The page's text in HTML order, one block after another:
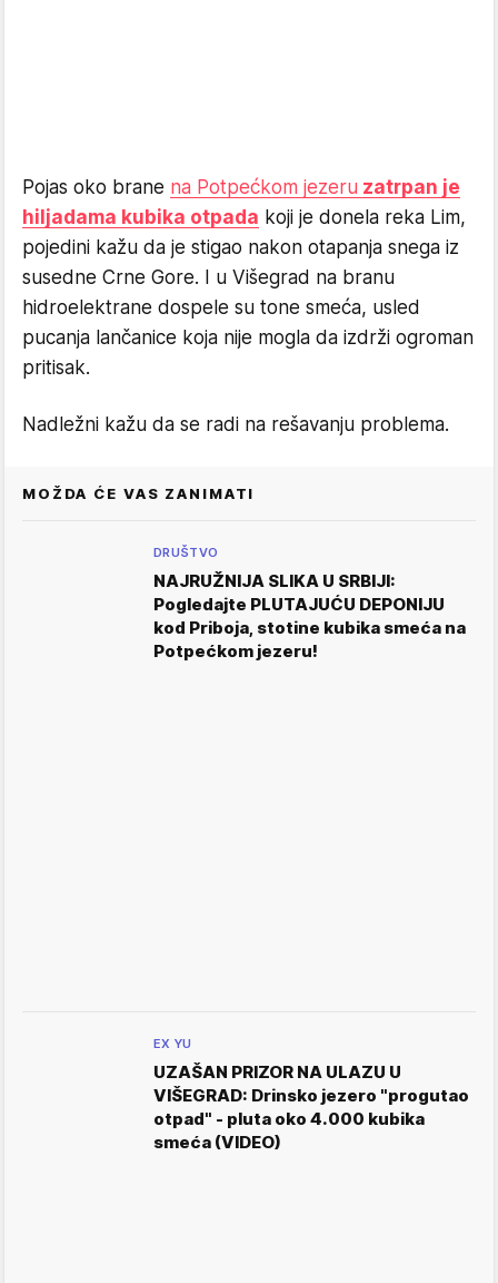
Pojas oko brane na Potpećkom jezeru zatrpan je
hiljadama kubika otpada koji je donela reka Lim,
pojedini kažu da je stigao nakon otapanja snega iz
susedne Crne Gore. I u Višegrad na branu
hidroelektrane dospele su tone smeća, usled
pucanja lančanice koja nije mogla da izdrži ogroman
pritisak.
Nadležni kažu da se radi na rešavanju problema.
MOŽDA ĆE VAS ZANIMATI
DRUŠTVO
NAJRUŽNIJA SLIKA U SRBIJI:
Pogledajte PLUTAJUĆU DEPONIJU
kod Priboja, stotine kubika smeća na
Potpećkom jezeru!
EX YU
UZAŠAN PRIZOR NA ULAZU U
VIŠEGRAD: Drinsko jezero "progutao
otpad" - pluta oko 4.000 kubika
smeća (VIDEO)